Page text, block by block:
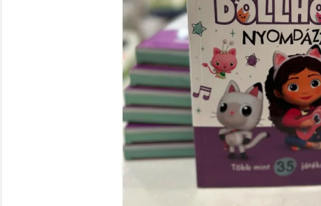
KÖNNYCSEPP A
BOROS LILLA
€13,50
Korábbi:€17,90